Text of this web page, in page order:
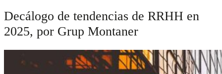
Decálogo de tendencias de RRHH en
2025, por Grup Montaner